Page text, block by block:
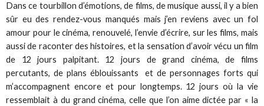
Dans ce tourbillon d’émotions, de films, de musique aussi, il y a bien
sûr eu des rendez-vous manqués mais j’en reviens avec un fol
amour pour le cinéma, renouvelé, l’envie d’écrire, sur les films, mais
aussi de raconter des histoires, et la sensation d’avoir vécu un film
de 12 jours palpitant. 12 jours de grand cinéma, de films
percutants, de plans éblouissants et de personnages forts qui
m’accompagnent encore et pour longtemps. 12 jours où la vie
ressemblait à du grand cinéma, celle que l’on aime dictée par « la